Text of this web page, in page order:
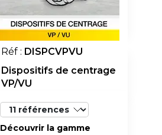
Réf : DISPCVPVU
Dispositifs de centrage
VP/VU
Découvrir la gamme